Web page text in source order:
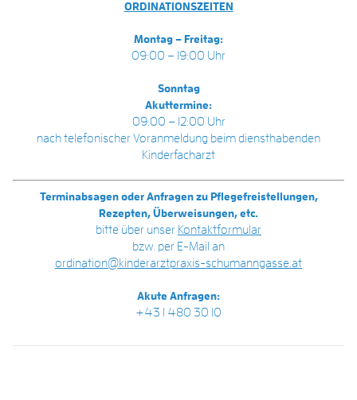
ORDINATIONSZEITEN
Montag – Freitag:
09:00 – 19:00 Uhr
Sonntag
Akuttermine:
09:00 – 12:00 Uhr
nach telefonischer Voranmeldung beim diensthabenden
Kinderfacharzt
Terminabsagen oder Anfragen zu Pflegefreistellungen,
Rezepten, Überweisungen, etc.
bitte über unser Kontaktformular
bzw. per E-Mail an
ordination@kinderarztpraxis-schumanngasse.at
Akute Anfragen:
+43 1 480 30 10